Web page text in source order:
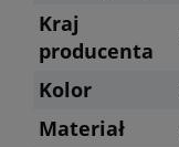
Kraj
producenta
Kolor
Materiał